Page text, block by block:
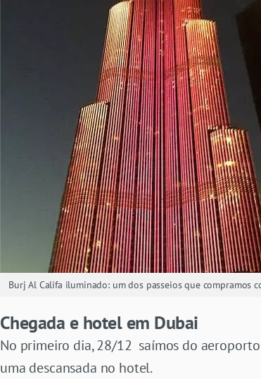
Burj Al Califa iluminado: um dos passeios que compramos
Chegada e hotel em Dubai
No primeiro dia, 28/12 saímos do
uma descansada no hotel.